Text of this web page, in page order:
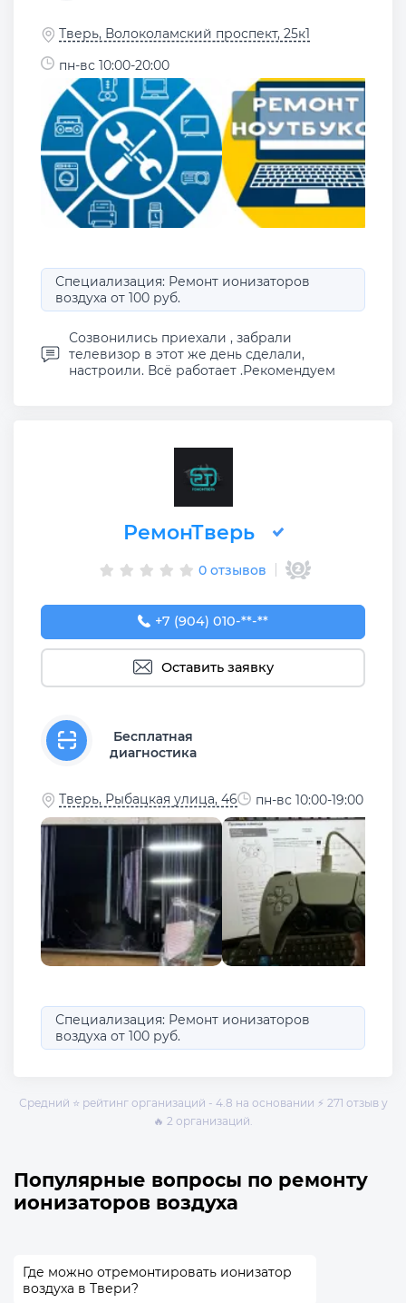
Тверь, Волоколамский проспект, 25к1
пн-вс 10:00-20:00
Специализация: Ремонт ионизаторов
воздуха от 100 руб.
Созвонились приехали , забрали
телевизор в этот же день сделали,
настроили. Всё работает .Рекомендуем
РемонТверь
0 отзывов
+7 (904) 010-99-47
+7 (904) 010-**-**
Оставить заявку
Бесплатная
диагностика
Тверь, Рыбацкая улица, 46 пн-вс 10:00-19:00
Специализация: Ремонт ионизаторов
воздуха от 100 руб.
Средний ⭐ рейтинг организаций - 4.8 на основании ⚡ 271 отзыв у
🔥 2 организаций.
Популярные вопросы по ремонту
ионизаторов воздуха
Где можно отремонтировать ионизатор
воздуха в Твери?